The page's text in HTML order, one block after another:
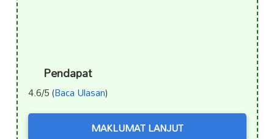
Pendapat
4.6/5 (Baca Ulasan)
MAKLUMAT LANJUT